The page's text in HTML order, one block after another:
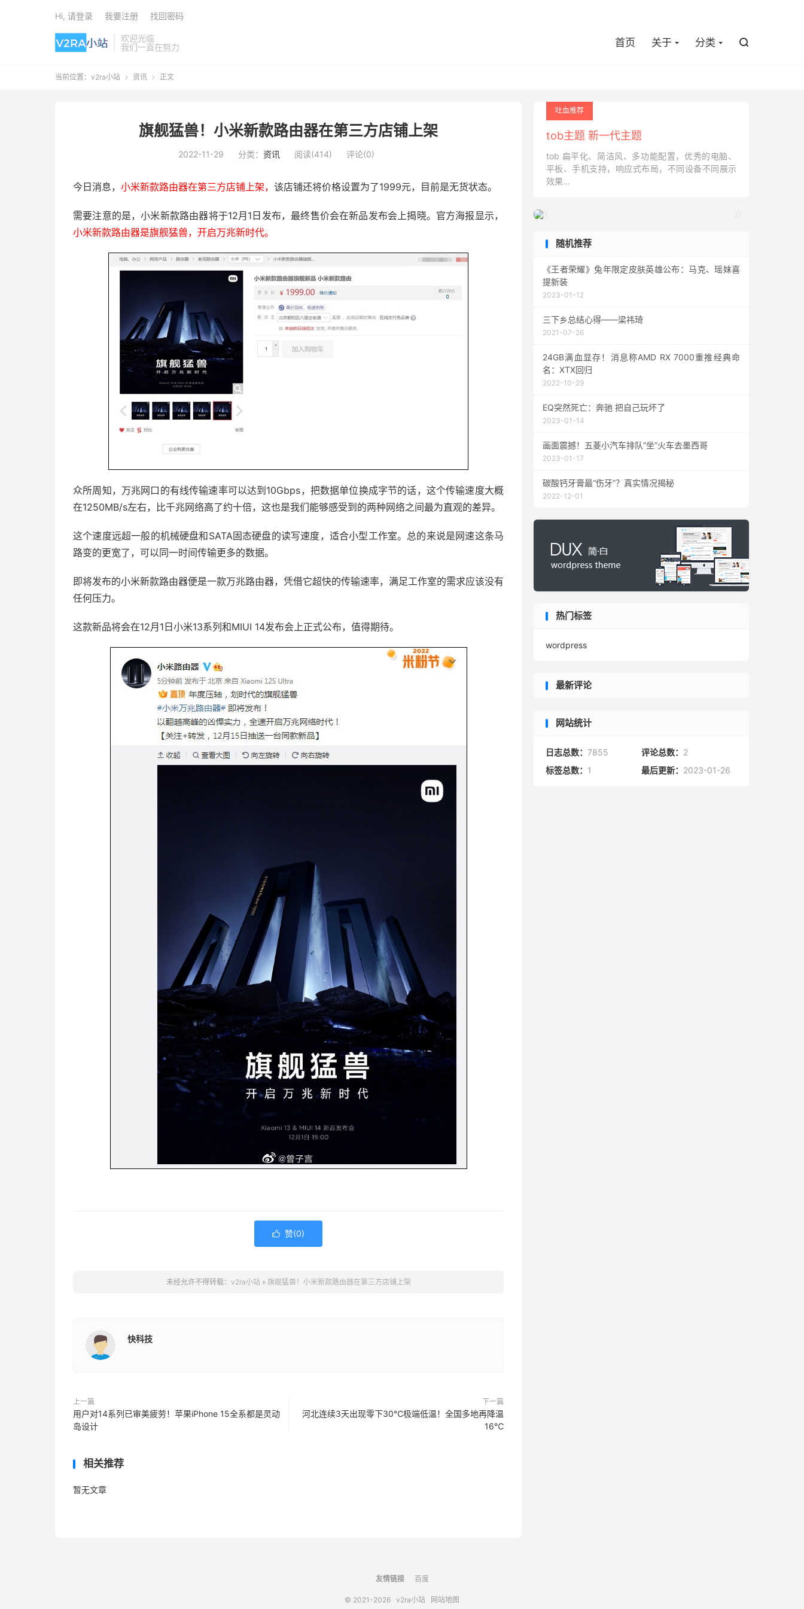
欢迎光临
我们一直在努力
首页 关于 分类 
Hi, 请登录 我要注册 找回密码
当前位置： v2ra小站  资讯  正文
旗舰猛兽！小米新款路由器在第三方店铺上架
2022-11-29 分类： 资讯 阅读(414) 评论(0)
今日消息， 小米新款路由器在第三方店铺上架， 该店铺还将价格设置为了1999元，目前是无货状态。
需要注意的是，小米新款路由器将于12月1日发布，最终售价会在新品发布会上揭晓。官方海报显示，
小米新款路由器是旗舰猛兽，开启万兆新时代。
众所周知，万兆网口的有线传输速率可以达到10Gbps，把数据单位换成字节的话，这个传输速度大概
在1250MB/s左右，比千兆网络高了约十倍，这也是我们能够感受到的两种网络之间最为直观的差异。
这个速度远超一般的机械硬盘和SATA固态硬盘的读写速度，适合小型工作室。总的来说是网速这条马
路变的更宽了，可以同一时间传输更多的数据。
即将发布的小米新款路由器便是一款万兆路由器，凭借它超快的传输速率，满足工作室的需求应该没有
任何压力。
这款新品将会在12月1日小米13系列和MIUI 14发布会上正式公布，值得期待。
 赞(0)
未经允许不得转载： v2ra小站» 旗舰猛兽！小米新款路由器在第三方店铺上架
快科技
上一篇
用户对14系列已审美疲劳！苹果iPhone 15全系都是灵动
岛设计
下一篇
河北连续3天出现零下30℃极端低温！全国多地再降温
16℃
相关推荐
暂无文章
吐血推荐
tob主题 新一代主题
tob 扁平化、简洁风、多功能配置，优秀的电脑、
平板、手机支持，响应式布局，不同设备不同展示
效果...

随机推荐
《王者荣耀》兔年限定皮肤英雄公布：马克、瑶妹喜
提新装
2023-01-12
三下乡总结心得——梁祎琦
2021-07-26
24GB满血显存！消息称AMD RX 7000重推经典命
名：XTX回归
2022-10-29
EQ突然死亡：奔驰 把自己玩坏了
2023-01-14
画面震撼！五菱小汽车排队“坐”火车去墨西哥
2023-01-17
碳酸钙牙膏最“伤牙”？真实情况揭秘
2022-12-01
热门标签
wordpress
最新评论
网站统计
日志总数： 7855 评论总数： 2
标签总数： 1 最后更新： 2023-01-26
友情链接 百度
© 2021-2026 v2ra小站 网站地图